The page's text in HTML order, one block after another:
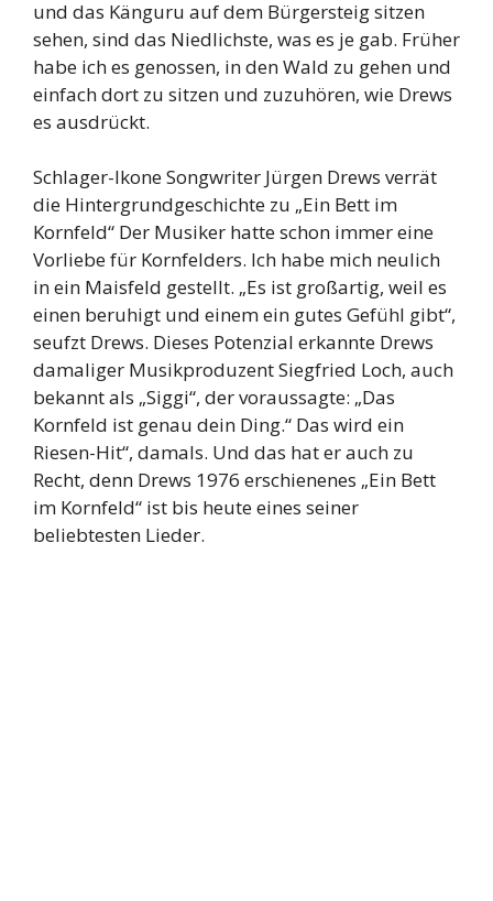
und das Känguru auf dem Bürgersteig sitzen
sehen, sind das Niedlichste, was es je gab. Früher
habe ich es genossen, in den Wald zu gehen und
einfach dort zu sitzen und zuzuhören, wie Drews
es ausdrückt.
Schlager-Ikone Songwriter Jürgen Drews verrät
die Hintergrundgeschichte zu „Ein Bett im
Kornfeld“ Der Musiker hatte schon immer eine
Vorliebe für Kornfelders. Ich habe mich neulich
in ein Maisfeld gestellt. „Es ist großartig, weil es
einen beruhigt und einem ein gutes Gefühl gibt“,
seufzt Drews. Dieses Potenzial erkannte Drews
damaliger Musikproduzent Siegfried Loch, auch
bekannt als „Siggi“, der voraussagte: „Das
Kornfeld ist genau dein Ding.“ Das wird ein
Riesen-Hit“, damals. Und das hat er auch zu
Recht, denn Drews 1976 erschienenes „Ein Bett
im Kornfeld“ ist bis heute eines seiner
beliebtesten Lieder.